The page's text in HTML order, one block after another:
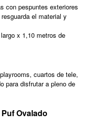
con pespuntes exteriores
el material y
x 1,10 metros de
cuartos de tele,
para disfrutar a pleno de
Ovalado